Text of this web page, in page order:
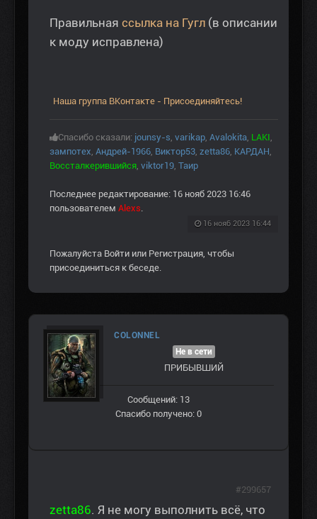
Правильная ссылка на Гугл (в описании
к моду исправлена)
Наша группа ВКонтакте - Присоединяйтесь!
Спасибо сказали: jounsy-s, varikap, Avalokita, LAKI,
зампотех, Андрей-1966, Виктор53, zetta86, КАРДАН,
Воссталкерившийся, viktor19, Таир
Последнее редактирование: 16 нояб 2023 16:46
пользователем Alexs.
16 нояб 2023 16:44
Пожалуйста Войти или Регистрация, чтобы
присоединиться к беседе.
COLONNEL
Не в сети
ПРИБЫВШИЙ
Сообщений: 13
Спасибо получено: 0
zetta86. Я не могу выполнить всё, что
#299657